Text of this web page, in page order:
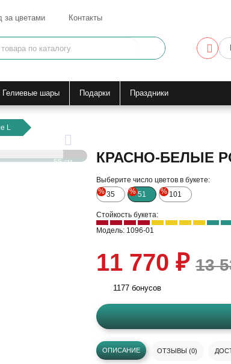
за цветами Контакты
Гелиевые шары Подарки Праздники
L
55 см КРАСНО-БЕЛЫЕ
Выберите число цветов в букете:
% 35 % 51 % 101
Стойкость букета:
Модель: 1096-01
11 770 ₽ 13
1177 бонусов
ОПИСАНИЕ ОТЗЫВЫ (0)